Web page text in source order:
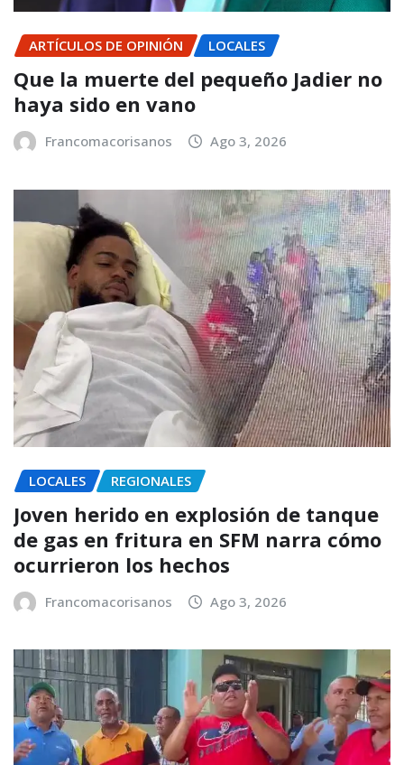
ARTÍCULOS DE OPINIÓN LOCALES
Que la muerte del pequeño Jadier no
haya sido en vano
Francomacorisanos Ago 3, 2026
LOCALES REGIONALES
Joven herido en explosión de tanque
de gas en fritura en SFM narra cómo
ocurrieron los hechos
Francomacorisanos Ago 3, 2026